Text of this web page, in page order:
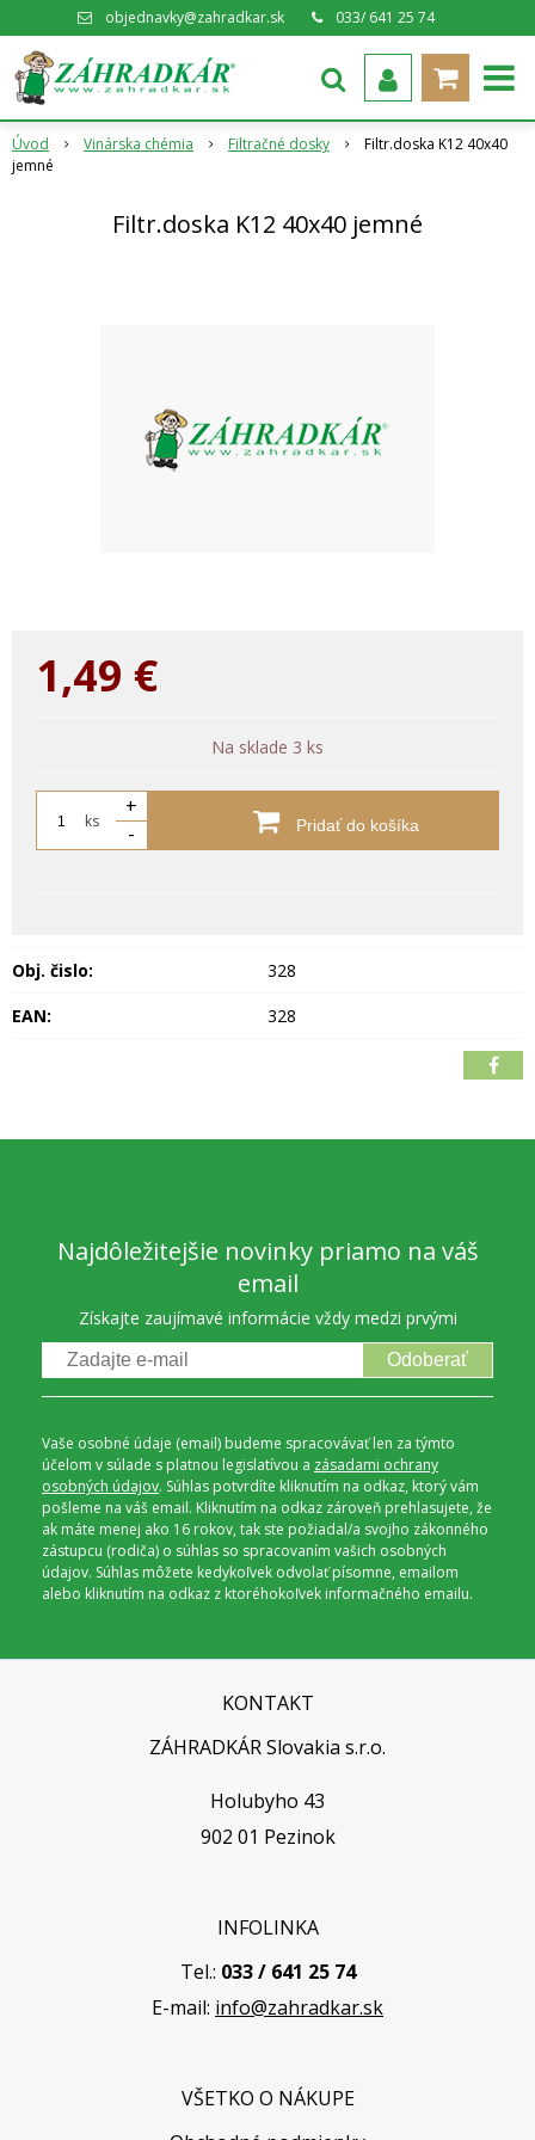
objednavky@zahradkar.sk 033/ 641 25 74
Úvod Vinárska chémia Filtračné dosky
Filtr.doska K12 40x40
jemné
Filtr.doska K12 40x40 jemné
1,49 €
Na sklade 3 ks
ks
+
-
Pridať do košíka
Obj. čislo:
328
EAN:
328
Najdôležitejšie novinky priamo na váš
email
Získajte zaujímavé informácie vždy medzi prvými
Odoberať
Vaše osobné údaje (email) budeme spracovávať len za týmto
účelom v súlade s platnou legislatívou a zásadami ochrany
osobných údajov. Súhlas potvrdíte kliknutím na odkaz, ktorý vám
pošleme na váš email. Kliknutím na odkaz zároveň prehlasujete, že
ak máte menej ako 16 rokov, tak ste požiadal/a svojho zákonného
zástupcu (rodiča) o súhlas so spracovaním vašich osobných
údajov. Súhlas môžete kedykoľvek odvolať písomne, emailom
alebo kliknutím na odkaz z ktoréhokoľvek informačného emailu.
KONTAKT
ZÁHRADKÁR Slovakia s.r.o.
Holubyho 43
902 01 Pezinok
INFOLINKA
Tel.: 033 / 641 25 74
E-mail: info@zahradkar.sk
VŠETKO O NÁKUPE